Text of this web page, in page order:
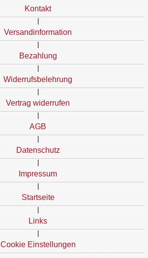
Kontakt
Versandinformation
Bezahlung
Widerrufsbelehrung
Vertrag widerrufen
AGB
Datenschutz
Impressum
Startseite
Links
Cookie Einstellungen